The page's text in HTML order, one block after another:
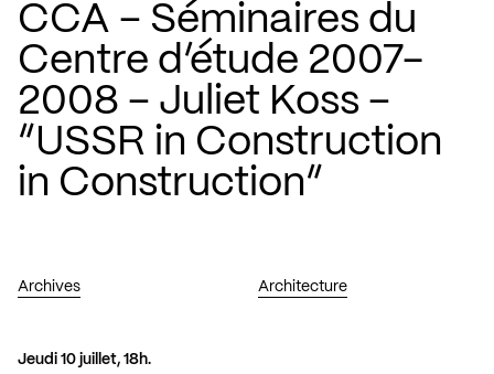
CCA – Séminaires du
Centre d’étude 2007-
2008 – Juliet Koss –
“USSR in Construction
in Construction”
Archives Architecture
Jeudi 10 juillet, 18h.